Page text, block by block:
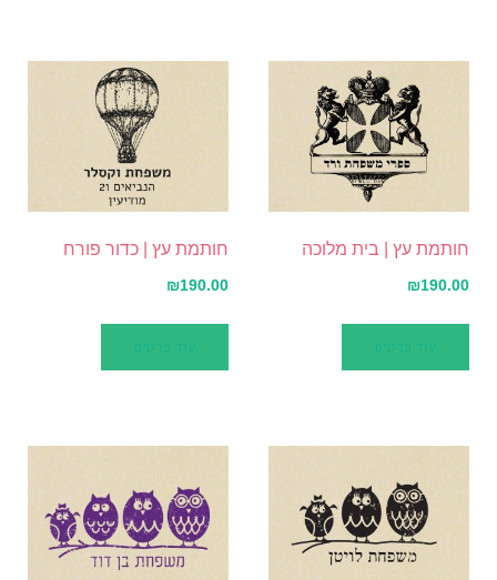
חותמת עץ | בית מלוכה
₪190.00
עוד פרטים
חותמת עץ | כדור פורח
₪190.00
עוד פרטים